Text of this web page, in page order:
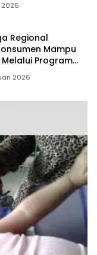
2026
Regional
Mampu
Program
2026